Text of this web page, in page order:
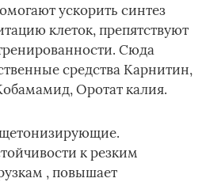
ускорить синтез
клеток, препятствуют
Сюда
средства Карнитин,
Оротат калия.
к резким
, повышает